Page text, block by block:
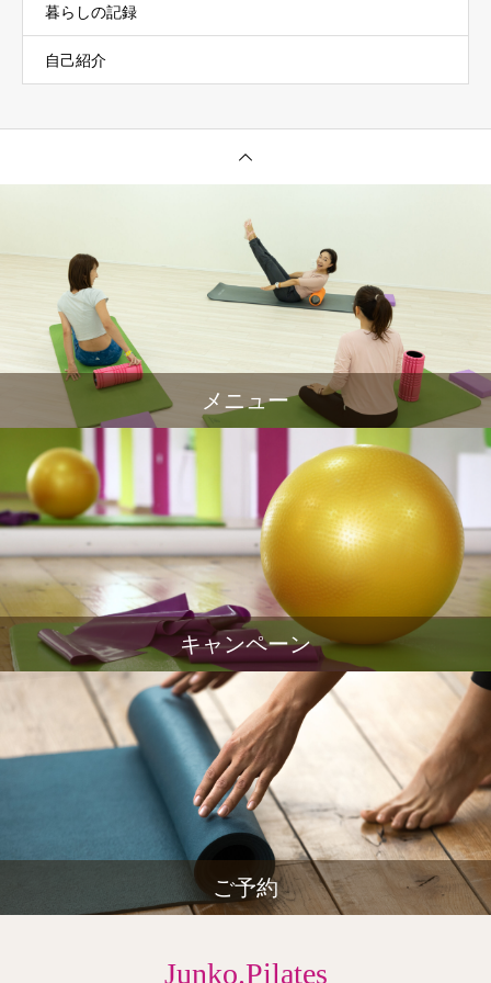
暮らしの記録
自己紹介
メニュー
キャンペーン
ご予約
Junko.Pilates